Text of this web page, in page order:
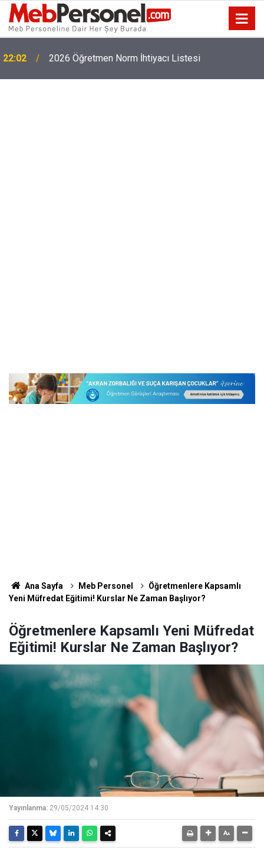
22:02 2026 Öğretmen Norm İhtiyacı Listesi
Ana Sayfa Meb Personel
Öğretmenlere Kapsamlı
Yeni Müfredat Eğitimi! Kurslar Ne Zaman Başlıyor?
Öğretmenlere Kapsamlı Yeni Müfredat
Eğitimi! Kurslar Ne Zaman Başlıyor?
Yayınlanma: 29/05/2024 14:30